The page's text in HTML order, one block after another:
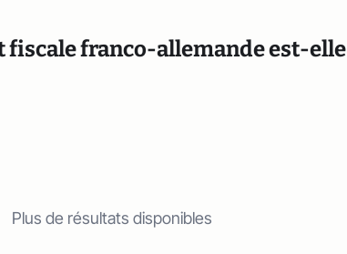
fiscale franco-allemande est-elle
Plus de résultats disponibles